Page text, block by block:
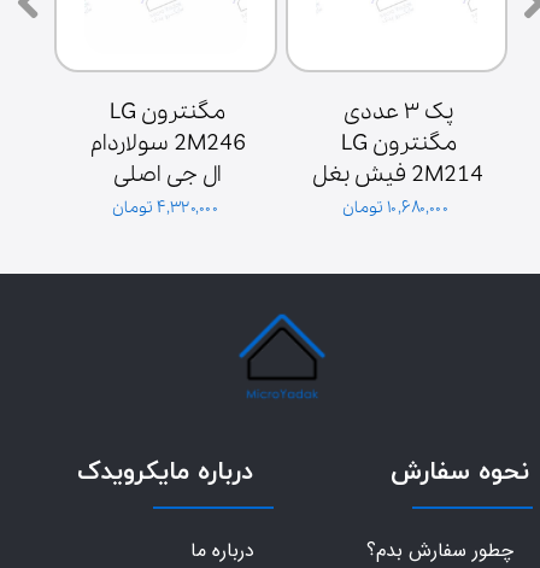
۴,۳۲۰,۰۰۰ تومان ۱۰,۶۸۰,۰۰۰ تومان
نحوه سفارش
چطور سفارش بدم؟
درباره مایکرویدک
درباره ما